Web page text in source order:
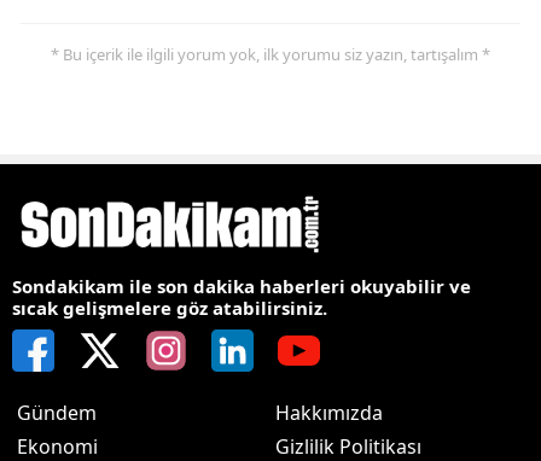
* Bu içerik ile ilgili yorum yok, ilk yorumu siz yazın, tartışalım *
Sondakikam ile son dakika haberleri okuyabilir ve
sıcak gelişmelere göz atabilirsiniz.
Gündem
Ekonomi
Hakkımızda
Gizlilik Politikası